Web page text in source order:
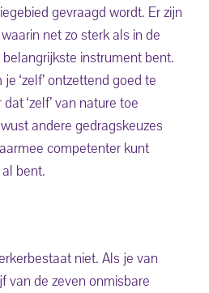
gevraagd wordt. Er zijn
net zo sterk als in de
instrument bent.
‘zelf’ ontzettend goed te
‘zelf’ van nature toe
andere gedragskeuzes
competenter kunt
bent.
niet. Als je van
van de zeven onmisbare